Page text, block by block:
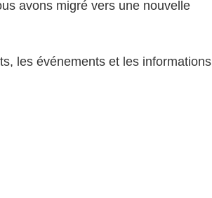
avons migré vers une nouvelle
les événements et les informations